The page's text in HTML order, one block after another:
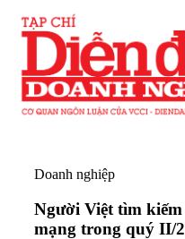
Doanh nghiệp
Người Việt tìm
mạng trong quý II/